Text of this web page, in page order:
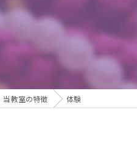
体験
資格
色
Zoom説明会について
当教室の特徴 体験